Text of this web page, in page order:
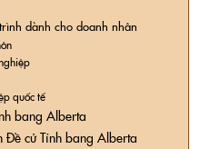
dành cho doanh nhân
quốc tế
bang Alberta
Đề cử Tỉnh bang Alberta